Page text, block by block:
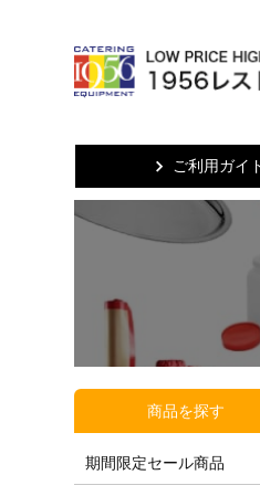
ご利用ガイ
商品を探す
期間限定セール商品